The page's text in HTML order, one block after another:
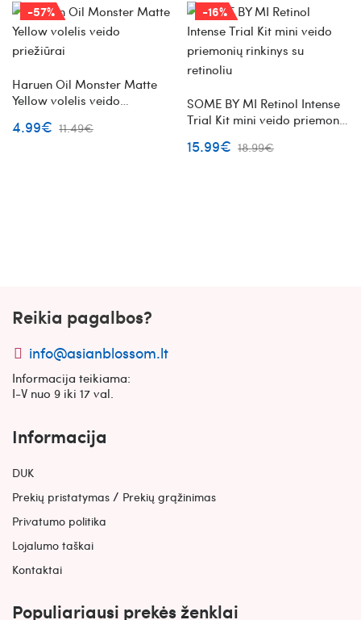
-57%
Haruen Oil Monster Matte
Yellow volelis veido
4.99€ 11.49€
-16%
SOME BY MI Retinol Intense
Trial Kit mini veido priemonių
15.99€ 18.99€
Reikia pagalbos?
info@asianblossom.lt
Informacija teikiama:
I-V nuo 9 iki 17 val.
Informacija
DUK
Prekių pristatymas / Prekių grąžinimas
Privatumo politika
Lojalumo taškai
Kontaktai
Populiariausi prekės ženklai